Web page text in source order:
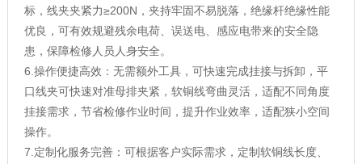
标，线夹夹紧力≥200N，夹持牢固不易脱落，绝缘杆绝缘性能
优良，可有效规避残余电荷、误送电、感应电带来的安全隐
患，保障检修人员人身安全。
6.操作便捷高效：无需额外工具，可快速完成挂接与拆卸，平
口线夹可快速对准母排夹紧，软铜线弯曲灵活，适配不同角度
挂接需求，节省检修作业时间，提升作业效率，适配狭小空间
操作。
7.定制化服务完善：可根据客户实际需求，定制软铜线长度、